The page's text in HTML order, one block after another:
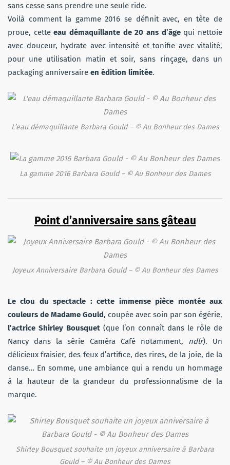
sans cesse sans prendre une seule ride.
Voilà comment la gamme 2016 se définit avec, en tête de
proue, cetteeau démaquillante de 20 ans d’âgequi nettoie
avec douceur, hydrate avec intensité et tonifie avec vitalité,
pour une utilisation matin et soir, sans rinçage, dans un
packaging anniversaire en édition limitée.
L’eau démaquillante Barbara Gould – © Au Bonheur des Dames
La gamme 2016 Barbara Gould – © Au Bonheur des Dames
Point d’anniversaire sans gâteau
Joyeux Anniversaire Barbara Gould – © Au Bonheur des Dames
Le clou du spectacle : cette immense pièce montée aux
couleurs de Madame Gould, coupée avec soin par son égérie,
l’actrice Shirley Bousquet (que l’on connaît dans le rôle de
Nancy dans la série Caméra Café notamment, ndlr). Un
délicieux fraisier, des feux d’artifice, des rires, de la joie, de la
danse… En somme, une ambiance qui a rendu un hommage
à la hauteur de la grandeur du professionnalisme de la
marque.
Shirley Bousquet souhaite un joyeux anniversaire à Barbara
Gould – © Au Bonheur des Dames